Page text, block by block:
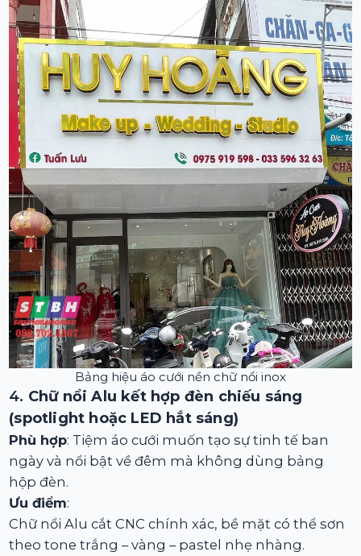
Bảng hiệu áo cưới nền chữ nổi inox
4. Chữ nổi Alu kết hợp đèn chiếu sáng
(spotlight hoặc LED hắt sáng)
Phù hợp: Tiệm áo cưới muốn tạo sự tinh tế ban
ngày và nổi bật về đêm mà không dùng bảng
hộp đèn.
Ưu điểm:
Chữ nổi Alu cắt CNC chính xác, bề mặt có thể sơn
theo tone trắng – vàng – pastel nhẹ nhàng.